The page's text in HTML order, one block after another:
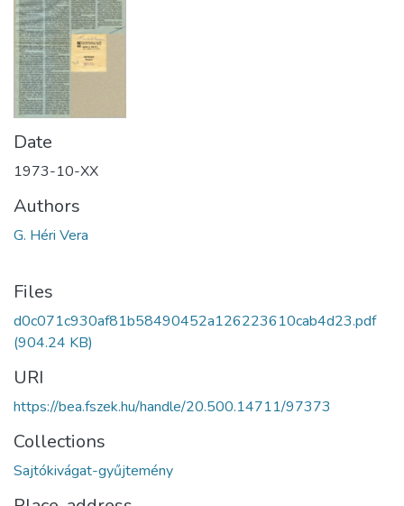
Date
1973-10-XX
Authors
G. Héri Vera
Files
d0c071c930af81b58490452a126223610cab4d23.pdf
(904.24 KB)
URI
https://bea.fszek.hu/handle/20.500.14711/97373
Collections
Sajtókivágat-gyűjtemény